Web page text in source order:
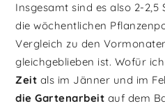
Insgesamt sind es also 2-
die wöchentlichen
Vergleich zu den
gleichgeblieben ist. Wofür
Zeit als im Jänner und im
die Gartenarbeit auf dem